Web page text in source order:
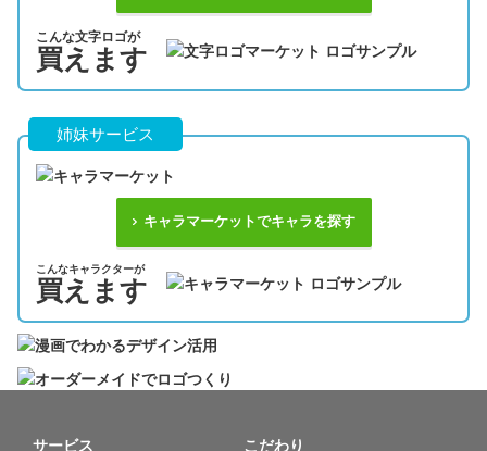
こんな文字ロゴが
買えます
姉妹サービス
キャラマーケットでキャラを探す
こんなキャラクターが
買えます
サービス こだわり